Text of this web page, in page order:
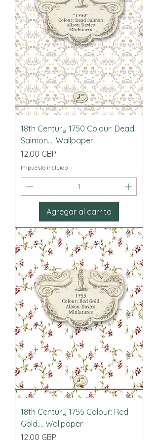
18th Century 1750 Colour: Dead
Salmon.... Wallpaper
Precio
12,00 GBP
Impuesto incluido
Agregar al carrito
18th Century 1755 Colour: Red
Gold.... Wallpaper
Precio
12,00 GBP